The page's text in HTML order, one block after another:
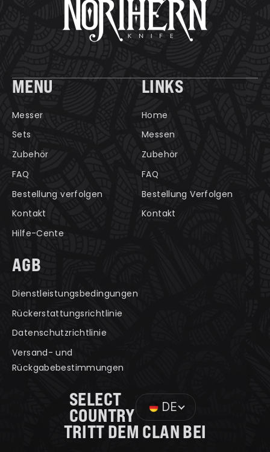
MENU
Messer
Sets
Zubehör
FAQ
Bestellung verfolgen
Kontakt
Hilfe-Cente
LINKS
Home
Messen
Zubehör
FAQ
Bestellung Verfolgen
Kontakt
AGB
Dienstleistungsbedingungen
Rückerstattungsrichtlinie
Datenschutzrichtlinie
Versand- und
Rückgabebestimmungen
SELECT
COUNTRY DE
TRITT DEM CLAN BEI